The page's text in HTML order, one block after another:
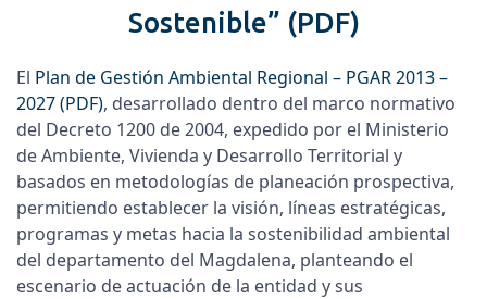
Sostenible” (PDF)
El Plan de Gestión Ambiental Regional – PGAR 2013 –
2027(PDF), desarrollado dentro del marco normativo
del Decreto 1200 de 2004, expedido por el Ministerio
de Ambiente, Vivienda y Desarrollo Territorial y
basados en metodologías de planeación prospectiva,
permitiendo establecer la visión, líneas estratégicas,
programas y metas hacia la sostenibilidad ambiental
del departamento del Magdalena, planteando el
escenario de actuación de la entidad y sus